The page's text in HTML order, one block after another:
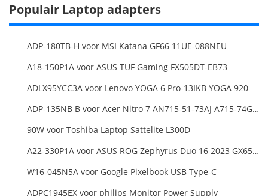
Populair Laptop adapters
ADP-180TB-H voor MSI Katana GF66 11UE-088NEU
A18-150P1A voor ASUS TUF Gaming FX505DT-EB73
ADLX95YCC3A voor Lenovo YOGA 6 Pro-13IKB YOGA 920
ADP-135NB B voor Acer Nitro 7 AN715-51-73AJ A715-74G-52B0 Notebook
90W voor Toshiba Laptop Sattelite L300D
A22-330P1A voor ASUS ROG Zephyrus Duo 16 2023 GX650PY
W16-045N5A voor Google Pixelbook USB Type-C
ADPC1945EX voor philips Monitor Power Supply